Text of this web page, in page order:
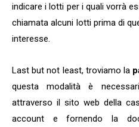
indicare i lotti per i quali vorrà
chiamata alcuni lotti prima di
interesse.
Last but not least, troviamo la
questa modalità è
attraverso il sito web della
account e fornendo la